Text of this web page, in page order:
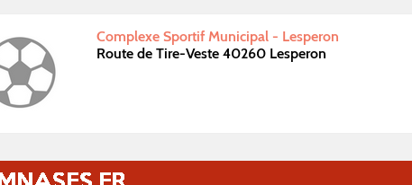
Complexe Sportif Municipal - Lesperon
Route de Tire-Veste 40260 Lesperon